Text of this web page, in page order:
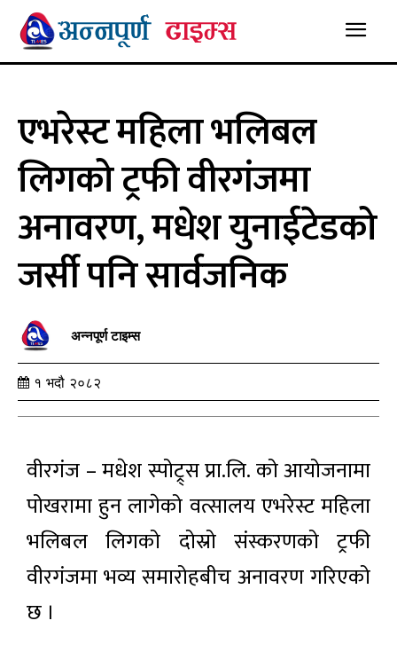
एभरेस्ट महिला भलिबल
लिगको ट्रफी वीरगंजमा
अनावरण, मधेश युनाईटेडको
जर्सी पनि सार्वजनिक
अन्नपूर्ण टाइम्स
१ भदौ २०८२
वीरगंज – मधेश स्पोट्र्स प्रा.लि. को आयोजनामा
पोखरामा हुन लागेको वत्सालय एभरेस्ट महिला
भलिबल लिगको दोस्रो संस्करणको ट्रफी
वीरगंजमा भव्य समारोहबीच अनावरण गरिएको
छ ।